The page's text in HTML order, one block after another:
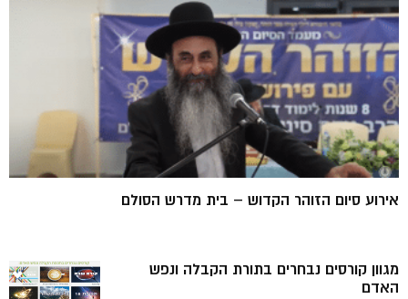
אירוע סיום הזוהר הקדוש – בית מדרש הסולם
מגוון קורסים נבחרים בתורת הקבלה ונפש
האדם